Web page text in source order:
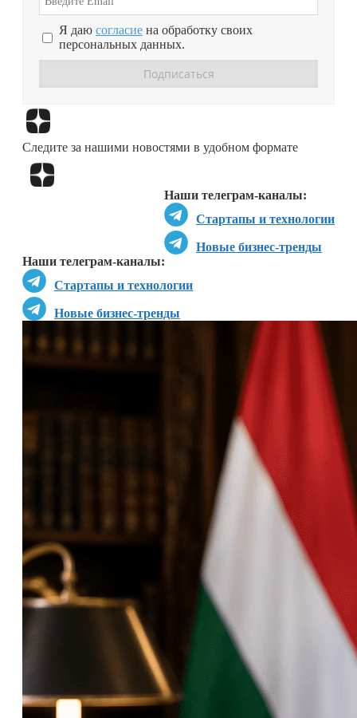
Я даю согласие на обработку своих
персональных данных.
Следите за нашими новостями в удобном формате
Наши телеграм-каналы:
Стартапы и технологии
Новые бизнес-тренды
Наши телеграм-каналы:
Стартапы и технологии
Новые бизнес-тренды